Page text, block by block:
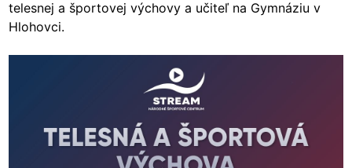
telesnej a športovej výchovy a učiteľ na Gymnáziu v
Hlohovci.